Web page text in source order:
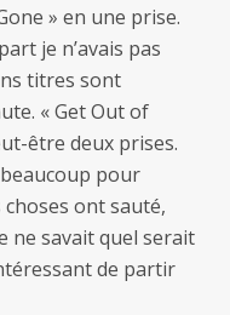
» en une prise.
je n’avais pas
titres sont
« Get Out of
être deux prises.
pour
ont sauté,
ne savait quel serait
de partir